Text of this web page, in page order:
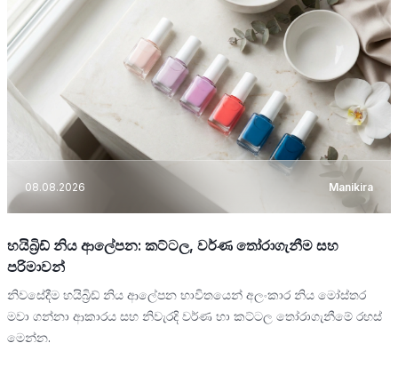
08.08.2026 Manikira
හයිබ්‍රිඩ් නිය ආලේපන: කට්ටල, වර්ණ තෝරාගැනීම සහ
පරිමාවන්
නිවසේදීම හයිබ්‍රිඩ් නිය ආලේපන භාවිතයෙන් අලංකාර නිය මෝස්තර
මවා ගන්නා ආකාරය සහ නිවැරදි වර්ණ හා කට්ටල තෝරාගැනීමේ රහස්
මෙන්න.